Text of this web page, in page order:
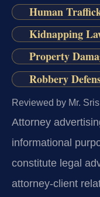
Human
Kidnapping
Property
Robbery
Reviewed by Mr.
Attorney
informational
constitute legal
attorney-client